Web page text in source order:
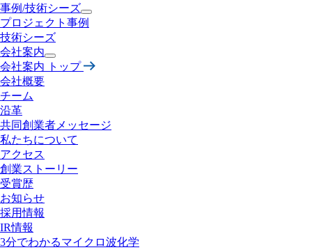
事例/技術シーズ
プロジェクト事例
技術シーズ
会社案内
会社案内 トップ
会社概要
チーム
沿革
共同創業者メッセージ
私たちについて
アクセス
創業ストーリー
受賞歴
お知らせ
採用情報
IR情報
3分でわかるマイクロ波化学